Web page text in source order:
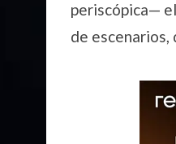
periscópica—
de